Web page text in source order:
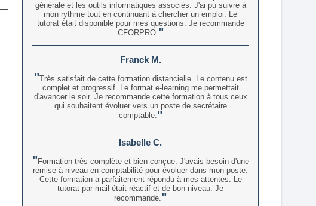
générale et les outils informatiques associés. J'ai pu suivre à
mon rythme tout en continuant à chercher un emploi. Le
tutorat était disponible pour mes questions. Je recommande
CFORPRO.
Franck M.
Très satisfait de cette formation distancielle. Le contenu est
complet et progressif. Le format e-learning me permettait
d'avancer le soir. Je recommande cette formation à tous ceux
qui souhaitent évoluer vers un poste de secrétaire
comptable.
Isabelle C.
Formation très complète et bien conçue. J'avais besoin d'une
remise à niveau en comptabilité pour évoluer dans mon poste.
Cette formation a parfaitement répondu à mes attentes. Le
tutorat par mail était réactif et de bon niveau. Je
recommande.